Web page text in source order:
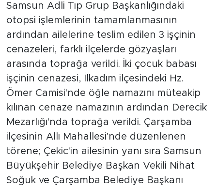
Samsun Adli Tıp Grup Başkanlığındaki
otopsi işlemlerinin tamamlanmasının
ardından ailelerine teslim edilen 3 işçinin
cenazeleri, farklı ilçelerde gözyaşları
arasında toprağa verildi. İki çocuk babası
işçinin cenazesi, İlkadım ilçesindeki Hz.
Ömer Camisi'nde öğle namazını müteakip
kılınan cenaze namazının ardından Derecik
Mezarlığı'nda toprağa verildi. Çarşamba
ilçesinin Allı Mahallesi'nde düzenlenen
törene; Çekic'in ailesinin yanı sıra Samsun
Büyükşehir Belediye Başkan Vekili Nihat
Soğuk ve Çarşamba Belediye Başkanı